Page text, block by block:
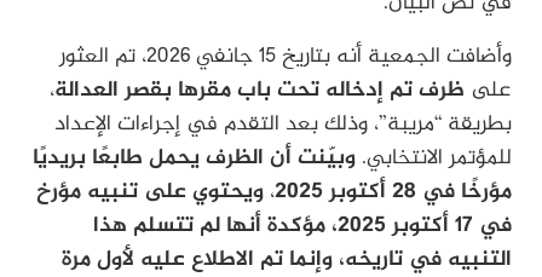
وأضافت الجمعية أنه بتاريخ 15 جانفي 2026، تم العثور
على ظرف تم إدخاله تحت باب مقرها بقصر العدالة،
بطريقة “مريبة”، وذلك بعد التقدم في إجراءات الإعداد
للمؤتمر الانتخابي. وبيّنت أن الظرف يحمل طابعًا بريديًا
مؤرخًا في 28 أكتوبر 2025
، ويحتوي على تنبيه مؤرخ
في 17 أكتوبر 2025، مؤكدة أنها لم تتسلم هذا
التنبيه في تاريخه، وإنما تم الاطلاع عليه لأول مرة